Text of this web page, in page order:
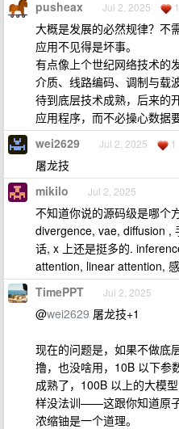
pusheax Jul 2, 2025 1
大概是发展的必然规律？不
应用不见得是坏事。
有点像上个世纪网络技术的
介质、线路编码、调制与载
待到底层技术成熟，后来的
应用程序，而不必操心数据
wei2629 Jul 2, 2025 1
屠龙技
mikilo Jul 2, 2025
不知道你说的源码级是哪个
divergence, vae, diffusion ,
话, x 上还是挺多的.
attention, linear attention,
TimePPT Jul 2, 2025
@wei2629 屠龙技+1
现在的问题是，如果不做底
撸，也没啥用，10B 以下参
成熟了，100B 以上的大模
样没法训——这跟你知道原
浓缩铀是一个道理。